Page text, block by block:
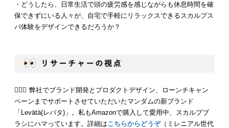
・どうしたら、日常生活で頭の疲労感を感じながらも休息時間を確
保できずにいる人々が、自宅で手軽にリラックスできるスカルプス
パ体験をデザインできるだろうか？
💁🏻‍♂️ 弊社でブランド開発とプロダクトデザイン、ローンチキャン
ペーンまでサポートさせていただいたマンダムの新ブランド
「Levätä(レバタ)」。私もAmazonで購入して愛用中、スカルプブ
ラシにハマっています。詳細はこちらからどうぞ（ミレニアル世代